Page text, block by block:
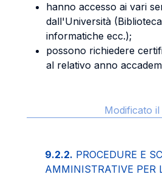
hanno accesso ai vari
dall'Università
informatiche ecc.);
possono richiedere
al relativo anno
Modificato
9.2.2. PROCEDURE E
AMMINISTRATIVE PER